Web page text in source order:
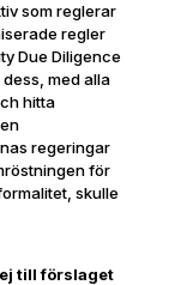
som reglerar
regler
Due Diligence
med alla
hitta
regeringar
för
skulle
till förslaget